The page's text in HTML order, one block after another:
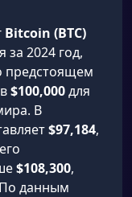
Bitcoin (BTC)
за 2024 год,
предстоящем
$100,000для
В
$97,184,
$108,300,
данным